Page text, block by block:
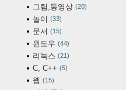
그림,동영상 20
놀이 33
문서 15
윈도우 44
리눅스 21
C, C++ 5
웹 15